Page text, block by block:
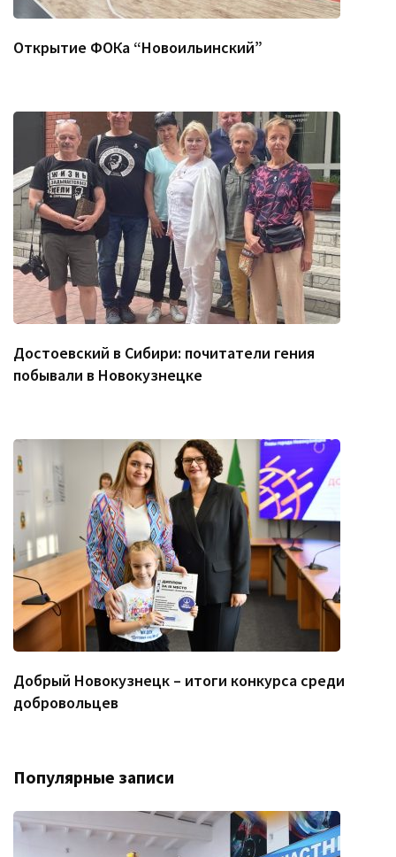
Открытие ФОКа “Новоильинский”
Достоевский в Сибири: почитатели гения
побывали в Новокузнецке
Добрый Новокузнецк – итоги конкурса среди
добровольцев
Популярные записи